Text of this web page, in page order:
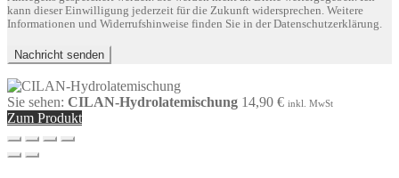
kann dieser Einwilligung jederzeit für die Zukunft widersprechen. Weitere
Informationen und Widerrufshinweise finden Sie in der Datenschutzerklärung.
Sie sehen: CILAN-Hydrolatemischung 14,90 € inkl. MwSt
Zum Produkt